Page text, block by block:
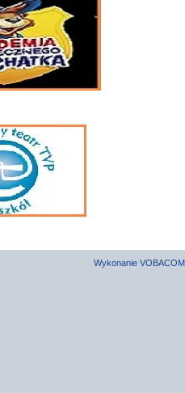
Wykonanie VOBACOM